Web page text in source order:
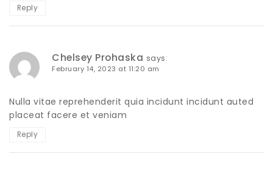
Reply
Chelsey Prohaska says:
February 14, 2023 at 11:20 am
Nulla vitae reprehenderit quia incidunt incidunt auted
placeat facere et veniam
Reply